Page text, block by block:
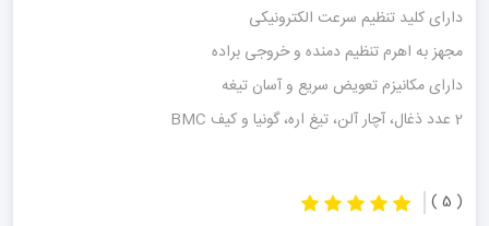
دارای کلید تنظیم سرعت الکترونیکی
مجهز به اهرم تنظیم دمنده و خروجی براده
دارای مکانیزم تعویض سریع و آسان تیغه
2 عدد ذغال، آچار آلن، تیغ اره، گونیا و کیف BMC
( 5 )